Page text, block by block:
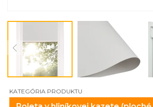
KATEGÓRIA PRODUKTU